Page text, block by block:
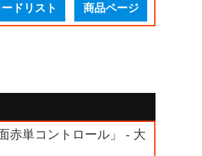
ードリスト 商品ページ
赤単コントロール」 - 大